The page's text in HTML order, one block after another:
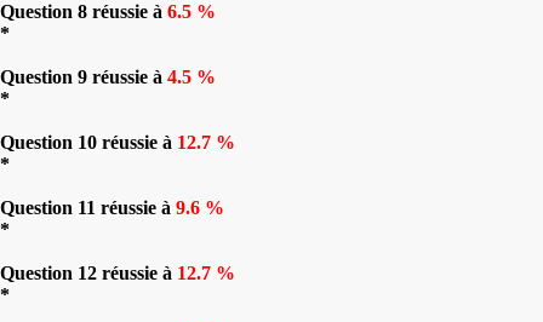
Question 8 réussie à 6.5 %
*
Question 9 réussie à 4.5 %
*
Question 10 réussie à 12.7 %
*
Question 11 réussie à 9.6 %
*
Question 12 réussie à 12.7 %
*